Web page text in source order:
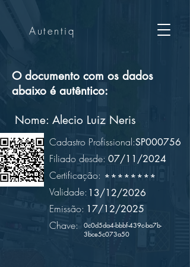
Autentiq
O documento com os dados
abaixo é autêntico:
Nome:
Cadastro Profissional:
Filiado desde:
Certificação:
Validade:
Emissão:
Chave:
0c0d5da4-bbbf-439c-ba7b-
3bce5c073a50
13/12/2026
Alecio Luiz Neris
17/12/2025
********
07/11/2024
SP000756